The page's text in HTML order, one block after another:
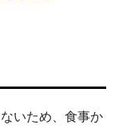
いため、食事か